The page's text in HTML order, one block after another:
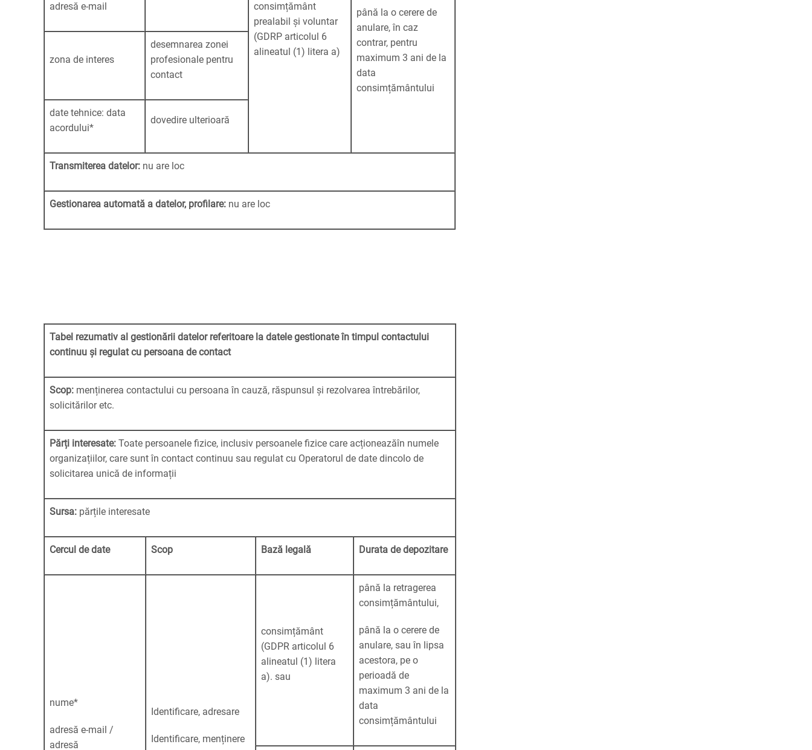
consimțământ
prealabil și voluntar
(GDRP articolul 6
alineatul (1) litera a)
până la o cerere de
anulare, în caz
contrar, pentru
maximum 3 ani de la
data
consimțământului
adresă e-mail
zona de interes
desemnarea zonei
profesionale pentru
contact
date tehnice: data
acordului*
dovedire ulterioară
Transmiterea datelor: nu are loc
Gestionarea automată a datelor, profilare: nu are loc
Tabel rezumativ al gestionării datelor referitoare la datele gestionate în timpul contactului
continuu și regulat cu persoana de contact
Scop: menținerea contactului cu persoana în cauză, răspunsul și rezolvarea întrebărilor,
solicitărilor etc.
Părți interesate: Toate persoanele fizice, inclusiv persoanele fizice care acționeazăîn numele
organizațiilor, care sunt în contact continuu sau regulat cu Operatorul de date dincolo de
solicitarea unică de informații
Sursa: părțile interesate
Cercul de date Scop Bază legală Durata de depozitare
nume*
adresă e-mail /
adresă
Identificare, adresare
Identificare, menținere
consimțământ
(GDPR articolul 6
alineatul (1) litera
a). sau
până la retragerea
consimțământului,
până la o cerere de
anulare, sau în lipsa
acestora, pe o
perioadă de
maximum 3 ani de la
data
consimțământului